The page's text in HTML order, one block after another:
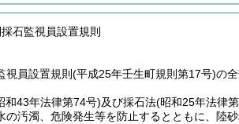
石監視員設置規則
視員設置規則(平成25年壬生町規則第17号)の全
和43年法律第74号)及び採石法(昭和25年法律
の汚濁、危険発生等を防止するとともに、陸